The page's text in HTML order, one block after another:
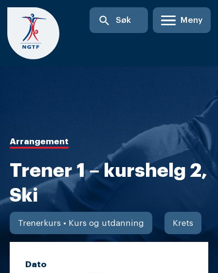
Skip
content
search Søk Meny
Arrangement
Trener 1 – kurshelg 2,
Ski
Trenerkurs • Kurs og utdanning Krets
Dato